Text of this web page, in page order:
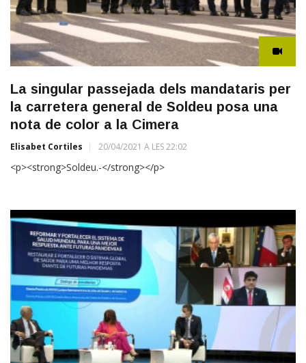
La singular passejada dels mandataris per
la carretera general de Soldeu posa una
nota de color a la Cimera
Elisabet Cortiles 20/04/2021 A LES 22:02
<p><strong>Soldeu.-</strong></p>